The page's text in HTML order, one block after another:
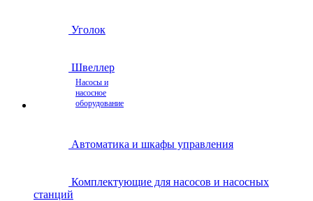
Уголок
Швеллер
Насосы и
насосное
оборудование
Автоматика и шкафы управления
Комплектующие для насосов и насосных
станций